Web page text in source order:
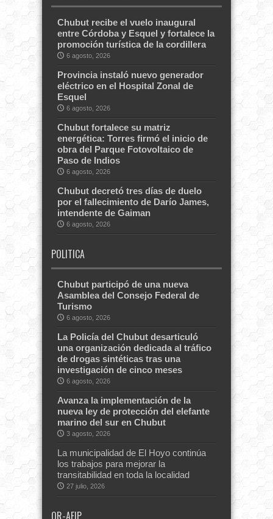
Chubut recibe el vuelo inaugural
entre Córdoba y Esquel y fortalece la
promoción turística de la cordillera
6 agosto, 2026
Provincia instaló nuevo generador
eléctrico en el Hospital Zonal de
Esquel
6 agosto, 2026
Chubut fortalece su matriz
energética: Torres firmó el inicio de
obra del Parque Fotovoltaico de
Paso de Indios
6 agosto, 2026
Chubut decretó tres días de duelo
por el fallecimiento de Darío James,
intendente de Gaiman
6 agosto, 2026
POLITICA
Chubut participó de una nueva
Asamblea del Consejo Federal de
Turismo
6 agosto, 2026
La Policía del Chubut desarticuló
una organización dedicada al tráfico
de drogas sintéticas tras una
investigación de cinco meses
6 agosto, 2026
Avanza la implementación de la
nueva ley de protección del elefante
marino del sur en Chubut
3 agosto, 2026
La municipalidad de El Hoyo continúa
los trabajos para mejorar la
transitabilidad en toda la localidad
27 julio, 2026
QR-AFIP